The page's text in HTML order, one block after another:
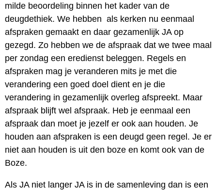
milde beoordeling binnen het kader van de
deugdethiek. We hebben als kerken nu eenmaal
afspraken gemaakt en daar gezamenlijk JA op
gezegd. Zo hebben we de afspraak dat we twee maal
per zondag een eredienst beleggen. Regels en
afspraken mag je veranderen mits je met die
verandering een goed doel dient en je die
verandering in gezamenlijk overleg afspreekt. Maar
afspraak blijft wel afspraak. Heb je eenmaal een
afspraak dan moet je jezelf er ook aan houden. Je
houden aan afspraken is een deugd geen regel. Je er
niet aan houden is uit den boze en komt ook van de
Boze.
Als JA niet langer JA is in de samenleving dan is een